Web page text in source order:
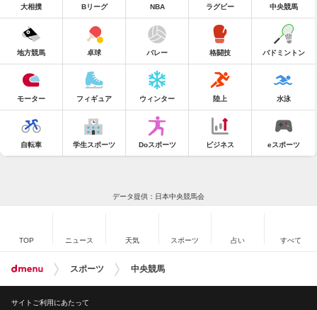
大相撲 Bリーグ NBA ラグビー 中央競馬
地方競馬 卓球 バレー 格闘技 バドミントン
モーター フィギュア ウィンター 陸上 水泳
自転車 学生スポーツ Doスポーツ ビジネス eスポーツ
データ提供：日本中央競馬会
TOP ニュース 天気 スポーツ 占い すべて
スポーツ 中央競馬
サイトご利用にあたって